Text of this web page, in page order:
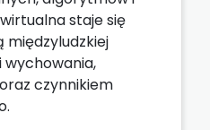
staje się
wychowania,
czynnikiem